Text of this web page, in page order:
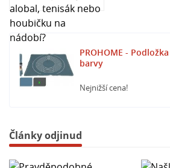
PROHOME -
barvy
Nejnižší cena!
Články odjinud